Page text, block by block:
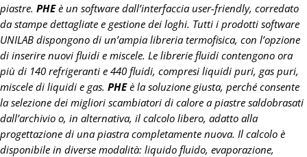
piastre. PHEè un software dall’interfaccia user-friendly, corredato
da stampe dettagliate e gestione dei loghi. Tutti i prodotti software
UNILAB dispongono di un’ampia libreria termofisica, con l’opzione
di inserire nuovi fluidi e miscele. Le librerie fluidi contengono ora
più di 140 refrigeranti e 440 fluidi, compresi liquidi puri, gas puri,
miscele di liquidi e gas. PHEè la soluzione giusta, perché consente
la selezione dei migliori scambiatori di calore a piastre saldobrasati
dall’archivio o, in alternativa, il calcolo libero, adatto alla
progettazione di una piastra completamente nuova. Il calcolo è
disponibile in diverse modalità: liquido fluido, evaporazione,